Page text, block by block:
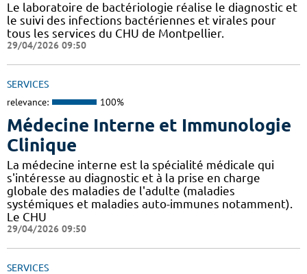
Le laboratoire de bactériologie réalise le diagnostic et
le suivi des infections bactériennes et virales pour
tous les services du CHU de Montpellier.
29/04/2026 09:50
SERVICES
relevance: 100%
Médecine Interne et Immunologie
Clinique
La médecine interne est la spécialité médicale qui
s'intéresse au diagnostic et à la prise en charge
globale des maladies de l'adulte (maladies
systémiques et maladies auto-immunes notamment).
Le CHU
29/04/2026 09:50
SERVICES